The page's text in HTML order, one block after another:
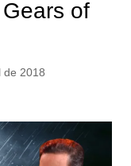
of
de 2018